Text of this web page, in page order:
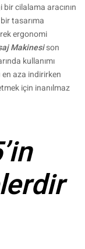
cilalama aracının
tasarıma
ergonomi
Makinesison
kullanımı
aza indirirken
için inanılmaz